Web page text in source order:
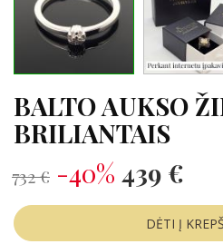
BALTO AUKSO
BRILIANTAIS
732 € -40% 439 €
DĖTI Į